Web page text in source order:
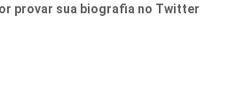
provar sua biografia no Twitter